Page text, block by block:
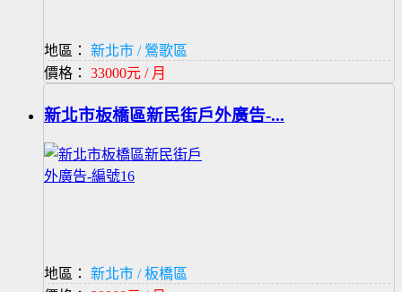
地區：
新北市 / 鶯歌區
價格： 33000元 / 月
新北市板橋區新民街戶外廣告-...
地區：
新北市 / 板橋區